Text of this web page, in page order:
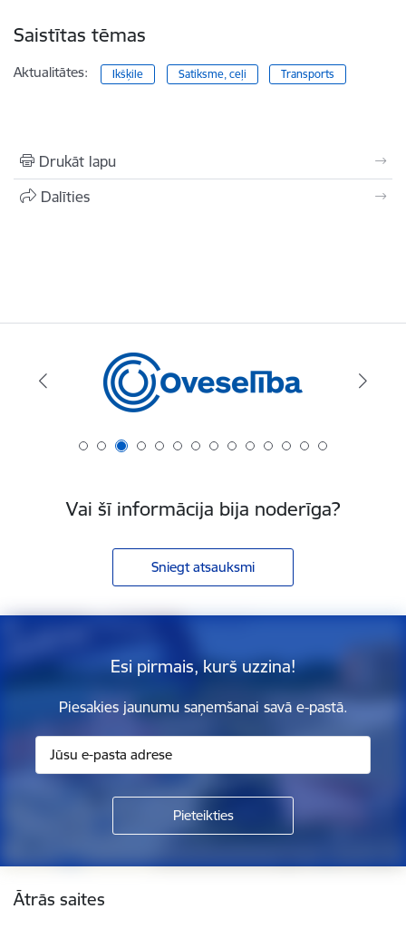
Saistītas tēmas
Aktualitātes: Ikšķile Satiksme, ceļi Transports
Drukāt lapu
Dalīties
Vai šī informācija bija noderīga?
Sniegt atsauksmi
Esi pirmais, kurš uzzina!
Piesakies jaunumu saņemšanai savā e-pastā.
Ātrās saites